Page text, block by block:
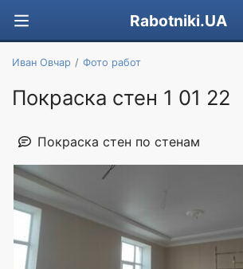
Rabotniki.UA
Иван Овчар Фото работ
Покраска стен 1 01 22
Покраска стен по стенам